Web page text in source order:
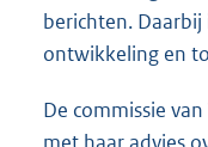
berichten.
ontwikkeling en
De commissie
met haar advies